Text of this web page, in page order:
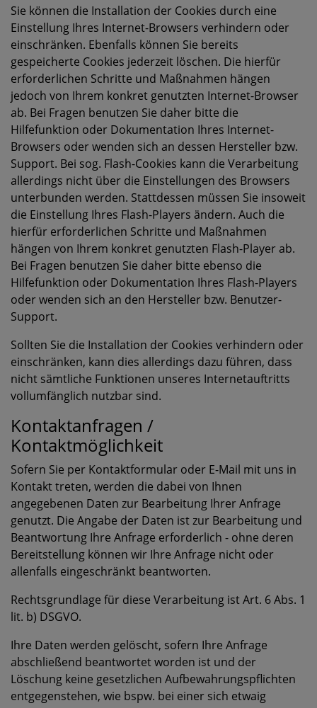
Sie können die Installation der Cookies durch eine
Einstellung Ihres Internet-Browsers verhindern oder
einschränken. Ebenfalls können Sie bereits
gespeicherte Cookies jederzeit löschen. Die hierfür
erforderlichen Schritte und Maßnahmen hängen
jedoch von Ihrem konkret genutzten Internet-Browser
ab. Bei Fragen benutzen Sie daher bitte die
Hilfefunktion oder Dokumentation Ihres Internet-
Browsers oder wenden sich an dessen Hersteller bzw.
Support. Bei sog. Flash-Cookies kann die Verarbeitung
allerdings nicht über die Einstellungen des Browsers
unterbunden werden. Stattdessen müssen Sie insoweit
die Einstellung Ihres Flash-Players ändern. Auch die
hierfür erforderlichen Schritte und Maßnahmen
hängen von Ihrem konkret genutzten Flash-Player ab.
Bei Fragen benutzen Sie daher bitte ebenso die
Hilfefunktion oder Dokumentation Ihres Flash-Players
oder wenden sich an den Hersteller bzw. Benutzer-
Support.
Sollten Sie die Installation der Cookies verhindern oder
einschränken, kann dies allerdings dazu führen, dass
nicht sämtliche Funktionen unseres Internetauftritts
vollumfänglich nutzbar sind.
Kontaktanfragen /
Kontaktmöglichkeit
Sofern Sie per Kontaktformular oder E-Mail mit uns in
Kontakt treten, werden die dabei von Ihnen
angegebenen Daten zur Bearbeitung Ihrer Anfrage
genutzt. Die Angabe der Daten ist zur Bearbeitung und
Beantwortung Ihre Anfrage erforderlich - ohne deren
Bereitstellung können wir Ihre Anfrage nicht oder
allenfalls eingeschränkt beantworten.
Rechtsgrundlage für diese Verarbeitung ist Art. 6 Abs. 1
lit. b) DSGVO.
Ihre Daten werden gelöscht, sofern Ihre Anfrage
abschließend beantwortet worden ist und der
Löschung keine gesetzlichen Aufbewahrungspflichten
entgegenstehen, wie bspw. bei einer sich etwaig